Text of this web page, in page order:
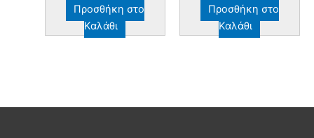
Προσθήκη στο
Καλάθι
Προσθήκη στο
Καλάθι